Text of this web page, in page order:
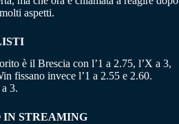
aspetti.
è il Brescia con l’1 a 2.75, l’X a 3,
fissano invece l’1 a 2.55 e 2.60.
3.
STREAMING